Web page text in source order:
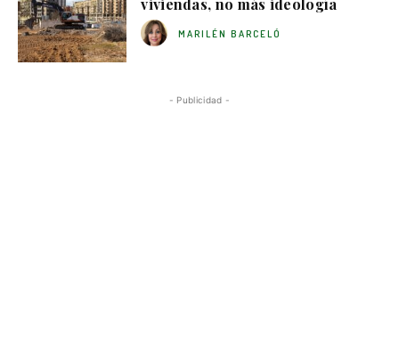
viviendas, no más ideología
MARILÉN BARCELÓ
- Publicidad -